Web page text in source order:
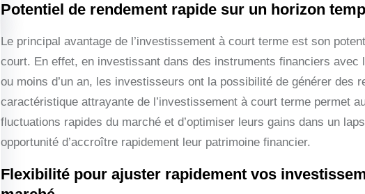
Potentiel de rendement rapide sur un horizon
Le principal avantage de l’investissement à court terme est son
court. En effet, en investissant dans des instruments financiers avec
ou moins d’un an, les investisseurs ont la possibilité de générer des
caractéristique attrayante de l’investissement à court terme permet
fluctuations rapides du marché et d’optimiser leurs gains dans un
opportunité d’accroître rapidement leur patrimoine financier.
Flexibilité pour ajuster rapidement vos